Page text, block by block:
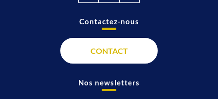
Contactez-nous
CONTACT
Nos newsletters